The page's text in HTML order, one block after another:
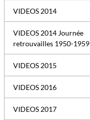
VIDEOS 2014
VIDEOS 2014 Journée
retrouvailles 1950-1959
VIDEOS 2015
VIDEOS 2016
VIDEOS 2017